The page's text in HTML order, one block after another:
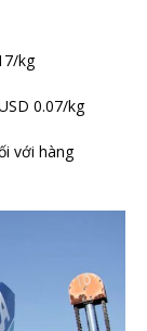
kg
0.07/kg
với hàng